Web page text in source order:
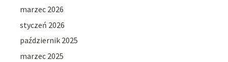
marzec 2026
styczeń 2026
październik 2025
marzec 2025